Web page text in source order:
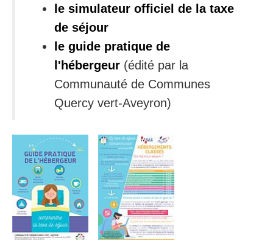
le simulateur officiel de la taxe
de séjour
le guide pratique de
l'hébergeur (édité par la
Communauté de Communes
Quercy vert-Aveyron)